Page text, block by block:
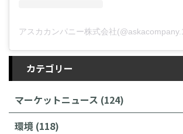
カテゴリー
マーケットニュース (124)
環境 (118)